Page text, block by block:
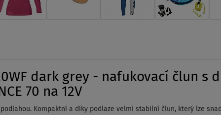
dark grey - nafukovací člun
70 na 12V
Kompaktní a díky podlaze velmi stabilní člun, který lze